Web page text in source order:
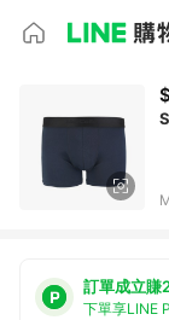
訂單成立賺
下單享LINE